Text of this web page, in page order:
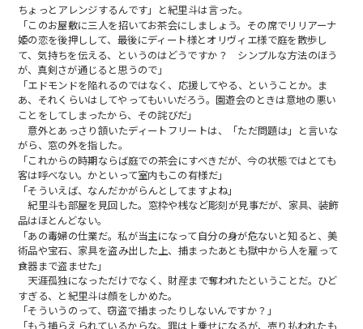
ちょっとアレンジするんです」と紀里斗は言った。
「このお屋敷に三人を招いてお茶会にしましょう。その席でリリアーナ
姫の恋を後押しして、最後にディート様とオリヴィエ様で庭を散歩し
て、気持ちを伝える、というのはどうですか？ シンプルな方法のほう
が、真剣さが通じると思うので」
「エドモンドを陥れるのではなく、応援してやる、ということか。ま
あ、それくらいはしてやってもいいだろう。園遊会のときは意地の悪い
ことをしてしまったから、その詫びだ」
意外とあっさり頷いたディートフリートは、「ただ問題は」と言いな
がら、窓の外を指した。
「これからの時期ならば庭での茶会にすべきだが、今の状態ではとても
客は呼べない。かといって室内もこの有様だ」
「そういえば、なんだかがらんとしてますよね」
紀里斗も部屋を見回した。窓枠や桟など彫刻が見事だが、家具、装飾
品はほとんどない。
「あの毒婦の仕業だ。私が当主になって自分の身が危ないと知ると、美
術品や宝石、家具を盗み出した上、捕まったあとも獄中から人を雇って
食器まで盗ませた」
天涯孤独になっただけでなく、財産まで奪われたということだ。ひど
すぎる、と紀里斗は顔をしかめた。
「そういうのって、窃盗で捕まったりしないんですか？」
「もう捕らえられているからな。罪は上乗せになるが、売り払われたも